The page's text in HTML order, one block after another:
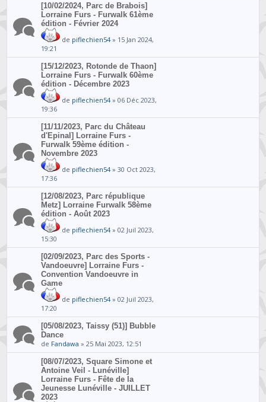
[10/02/2024, Parc de Brabois]
Lorraine Furs - Furwalk 61ème
édition - Février 2024
de piflechien54» 15 Jan 2024,
19:21
[15/12/2023, Rotonde de Thaon]
Lorraine Furs - Furwalk 60ème
édition - Décembre 2023
de piflechien54» 06 Déc 2023,
19:36
[11/11/2023, Parc du Château
d'Epinal] Lorraine Furs -
Furwalk 59ème édition -
Novembre 2023
de piflechien54» 30 Oct 2023,
17:36
[12/08/2023, Parc république
Metz] Lorraine Furwalk 58ème
édition - Août 2023
de piflechien54» 02 Juil 2023,
15:30
[02/09/2023, Parc des Sports -
Vandoeuvre] Lorraine Furs -
Convention Vandoeuvre in
Game
de piflechien54» 02 Juil 2023,
17:20
[05/08/2023, Taissy (51)] Bubble
Dance
de Fandawa » 25 Mai 2023, 12:51
[08/07/2023, Square Simone et
Antoine Veil - Lunéville]
Lorraine Furs - Fête de la
Jeunesse Lunéville - JUILLET
2023